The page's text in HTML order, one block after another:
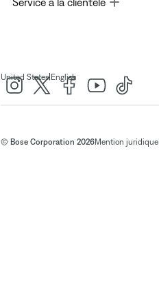
United States| English
© Bose Corporation 2026Mention juridique